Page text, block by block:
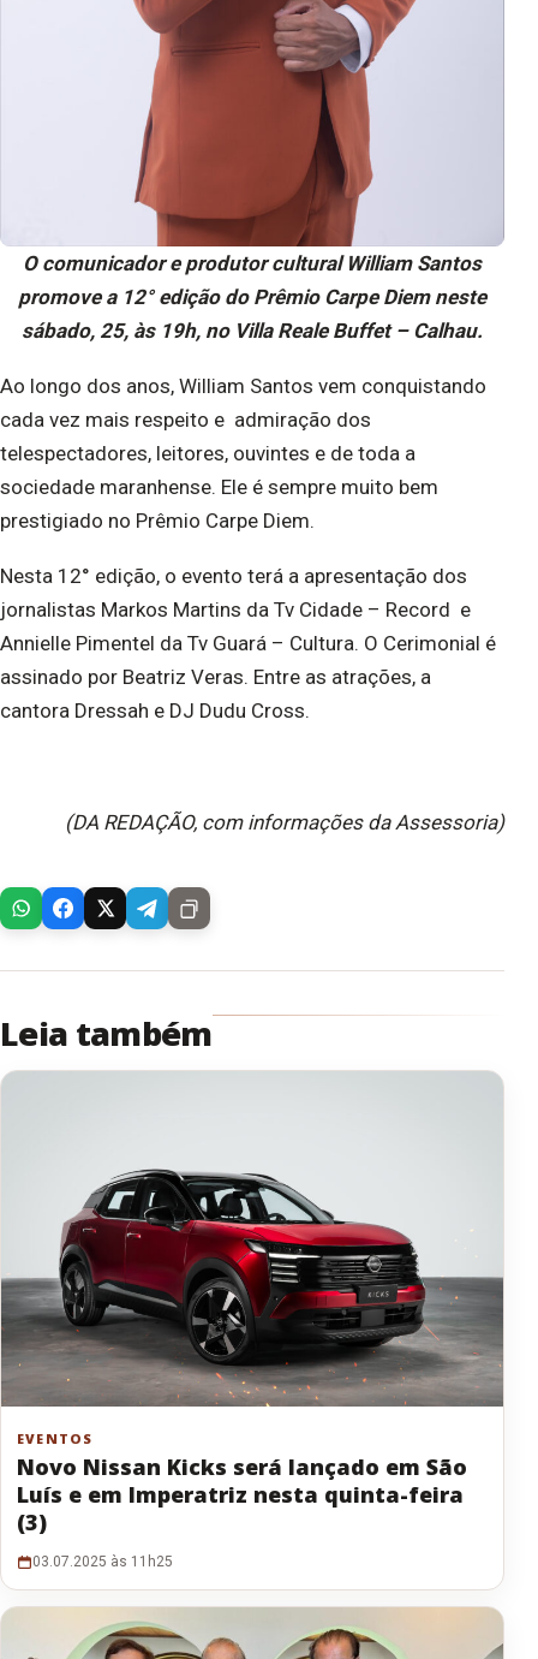
O comunicador e produtor cultural William Santos
promove a 12° edição do Prêmio Carpe Diem neste
sábado, 25, às 19h, no Villa Reale Buffet – Calhau.
Ao longo dos anos, William Santos vem conquistando
cada vez mais respeito e admiração dos
telespectadores, leitores, ouvintes e de toda a
sociedade maranhense. Ele é sempre muito bem
prestigiado no Prêmio Carpe Diem.
Nesta 12° edição, o evento terá a apresentação dos
jornalistas Markos Martins da Tv Cidade – Record e
Annielle Pimentel da Tv Guará – Cultura. O Cerimonial é
assinado por Beatriz Veras. Entre as atrações, a
cantora Dressah e DJ Dudu Cross.
(DA REDAÇÃO, com informações da Assessoria)
Leia também
EVENTOS
Novo Nissan Kicks será lançado em São
Luís e em Imperatriz nesta quinta-feira
(3)
03.07.2025 às 11h25